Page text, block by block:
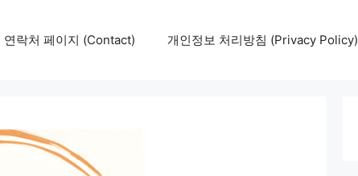
연락처 페이지 (Contact) 개인정보 처리방침 (Privacy Policy)